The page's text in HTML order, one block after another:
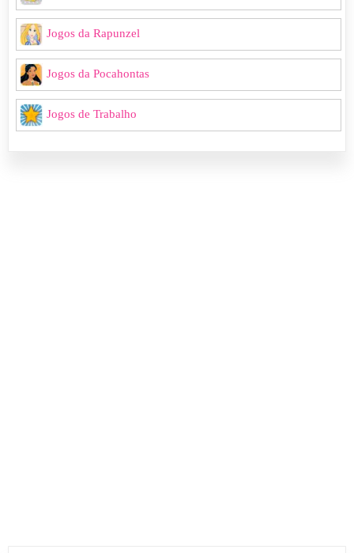
Jogos da Rapunzel
Jogos da Pocahontas
Jogos de Trabalho